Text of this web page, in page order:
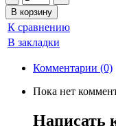
К сравнению
В закладки
Комментарии (0)
Пока нет
Написать